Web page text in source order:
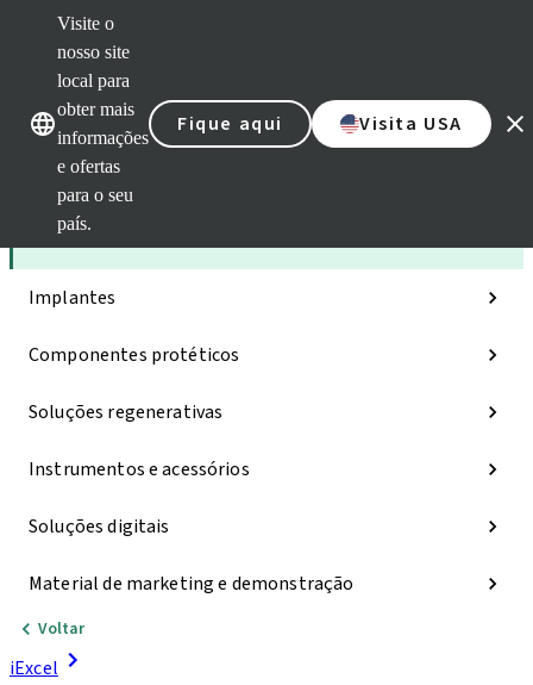
Visite o
nosso site
local para
obter mais
informações
e ofertas
para o seu
país.
Fique aqui Visita USA
Categorias
iExcel
Implantes
Componentes protéticos
Soluções regenerativas
Instrumentos e acessórios
Soluções digitais
Material de marketing e demonstração
Voltar
iExcel